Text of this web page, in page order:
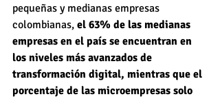
pequeñas y medianas empresas
colombianas, el 63% de las medianas
empresas en el país se encuentran en
los niveles más avanzados de
transformación digital, mientras que el
porcentaje de las microempresas solo